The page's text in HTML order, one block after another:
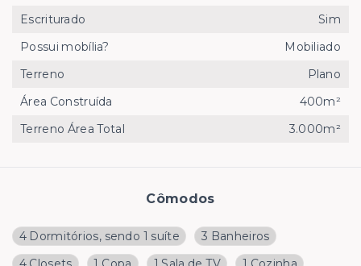
Cômodos
4 Dormitórios, sendo 1 suíte
3 Banheiros
Escriturado
Sim
Possui mobília?
Mobiliado
Terreno
Plano
Área Construída
400m²
Terreno Área Total
3.000m²